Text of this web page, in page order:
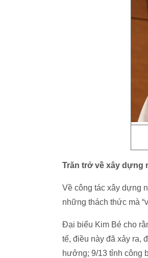
Trăn trở về xây dựng
Về công tác xây dựng
những thách thức mà
Đại biểu Kim Bé cho
tế, điều này đã xảy ra,
hưởng; 9/13 tỉnh công